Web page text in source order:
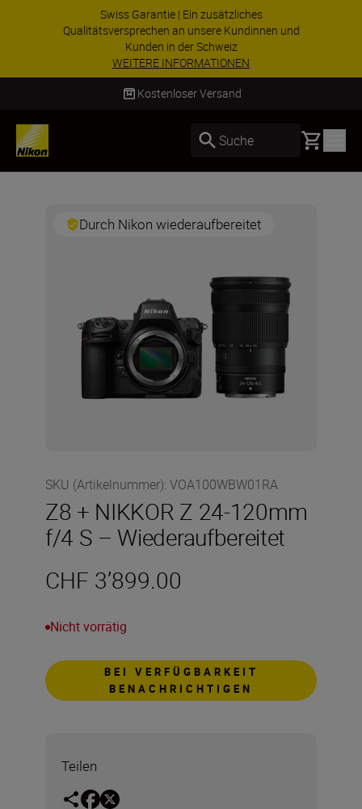
Swiss Garantie | Ein zusätzliches
Qualitätsversprechen an unsere Kundinnen und
Kunden in der Schweiz
WEITERE INFORMATIONEN
Kostenloser Versand
Suche Basket
Durch Nikon wiederaufbereitet
SKU (Artikelnummer): VOA100WBW01RA
Z8 + NIKKOR Z 24-120mm
f/4 S – Wiederaufbereitet
CHF 3’899.00
Nicht vorrätig
BEI VERFÜGBARKEIT
BENACHRICHTIGEN
Teilen